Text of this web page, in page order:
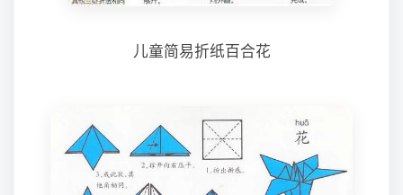
儿童简易折纸百合花